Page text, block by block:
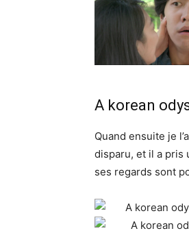
A korean
Quand ensuite je
disparu, et il a pris
ses regards sont